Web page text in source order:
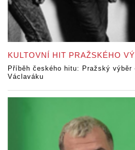
KULTOVNÍ HIT PRAŽSKÉHO
Příběh českého hitu: Pražský výběr
Václaváku